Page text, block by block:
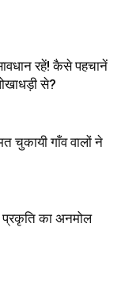
रहें! कैसे पहचानें
से?
चुकायी गाँव वालों ने
प्रकृति का अनमोल